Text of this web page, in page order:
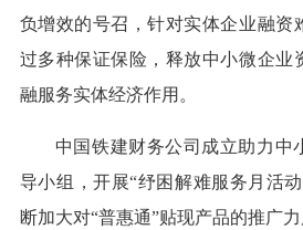
负增效的号召，针对实体企业融资
过多种保证保险，释放中小微企业
融服务实体经济作用。
中国铁建财务公司成立助力中
导小组，开展“纾困解难服务月活
断加大对“普惠通”贴现产品的推广